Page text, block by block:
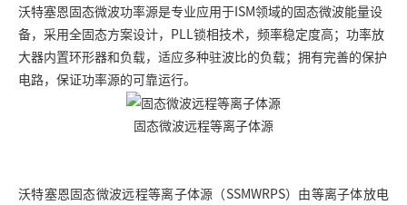
沃特塞恩固态微波功率源是专业应用于ISM领域的固态微波能量设
备，采用全固态方案设计，PLL锁相技术，频率稳定度高；功率放
大器内置环形器和负载，适应多种驻波比的负载；拥有完善的保护
电路，保证功率源的可靠运行。
固态微波远程等离子体源
沃特塞恩固态微波远程等离子体源（SSMWRPS）由等离子体放电